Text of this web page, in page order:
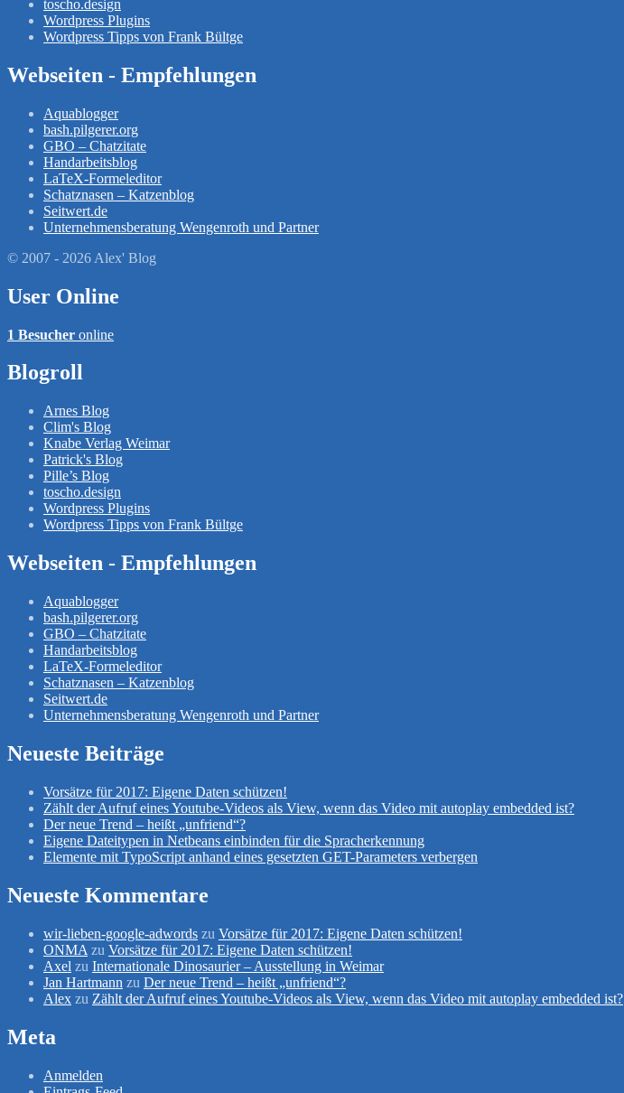
toscho.design
Wordpress Plugins
Wordpress Tipps von Frank Bültge
Webseiten - Empfehlungen
Aquablogger
bash.pilgerer.org
GBO – Chatzitate
Handarbeitsblog
LaTeX-Formeleditor
Schatznasen – Katzenblog
Seitwert.de
Unternehmensberatung Wengenroth und Partner
© 2007 - 2026 Alex' Blog
User Online
1 Besucher online
Blogroll
Arnes Blog
Clim's Blog
Knabe Verlag Weimar
Patrick's Blog
Pille’s Blog
toscho.design
Wordpress Plugins
Wordpress Tipps von Frank Bültge
Webseiten - Empfehlungen
Aquablogger
bash.pilgerer.org
GBO – Chatzitate
Handarbeitsblog
LaTeX-Formeleditor
Schatznasen – Katzenblog
Seitwert.de
Unternehmensberatung Wengenroth und Partner
Neueste Beiträge
Vorsätze für 2017: Eigene Daten schützen!
Zählt der Aufruf eines Youtube-Videos als View, wenn das Video mit autoplay embedded ist?
Der neue Trend – heißt „unfriend“?
Eigene Dateitypen in Netbeans einbinden für die Spracherkennung
Elemente mit TypoScript anhand eines gesetzten GET-Parameters verbergen
Neueste Kommentare
wir-lieben-google-adwords zu Vorsätze für 2017: Eigene Daten schützen!
ONMA zu Vorsätze für 2017: Eigene Daten schützen!
Axel zu Internationale Dinosaurier – Ausstellung in Weimar
Jan Hartmann zu Der neue Trend – heißt „unfriend“?
Alex zu Zählt der Aufruf eines Youtube-Videos als View, wenn das Video mit autoplay embedded ist?
Meta
Anmelden